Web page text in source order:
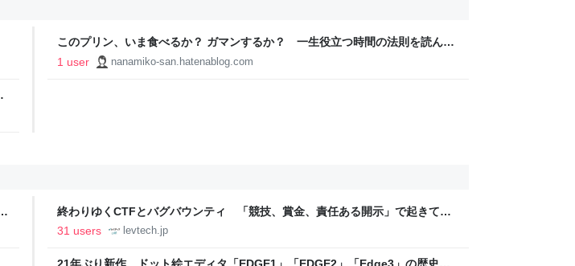
このプリン、いま食べるか？ ガマンするか？ 一生役立つ時間の法則を読んで
- ななみこのブログ
1 user nanamiko-san.hatenablog.com
終わりゆくCTFとバグバウンティ 「競技、賞金、責任ある開示」で起きてい
ること【フォーカス】 - レバテックLAB
31 users levtech.jp